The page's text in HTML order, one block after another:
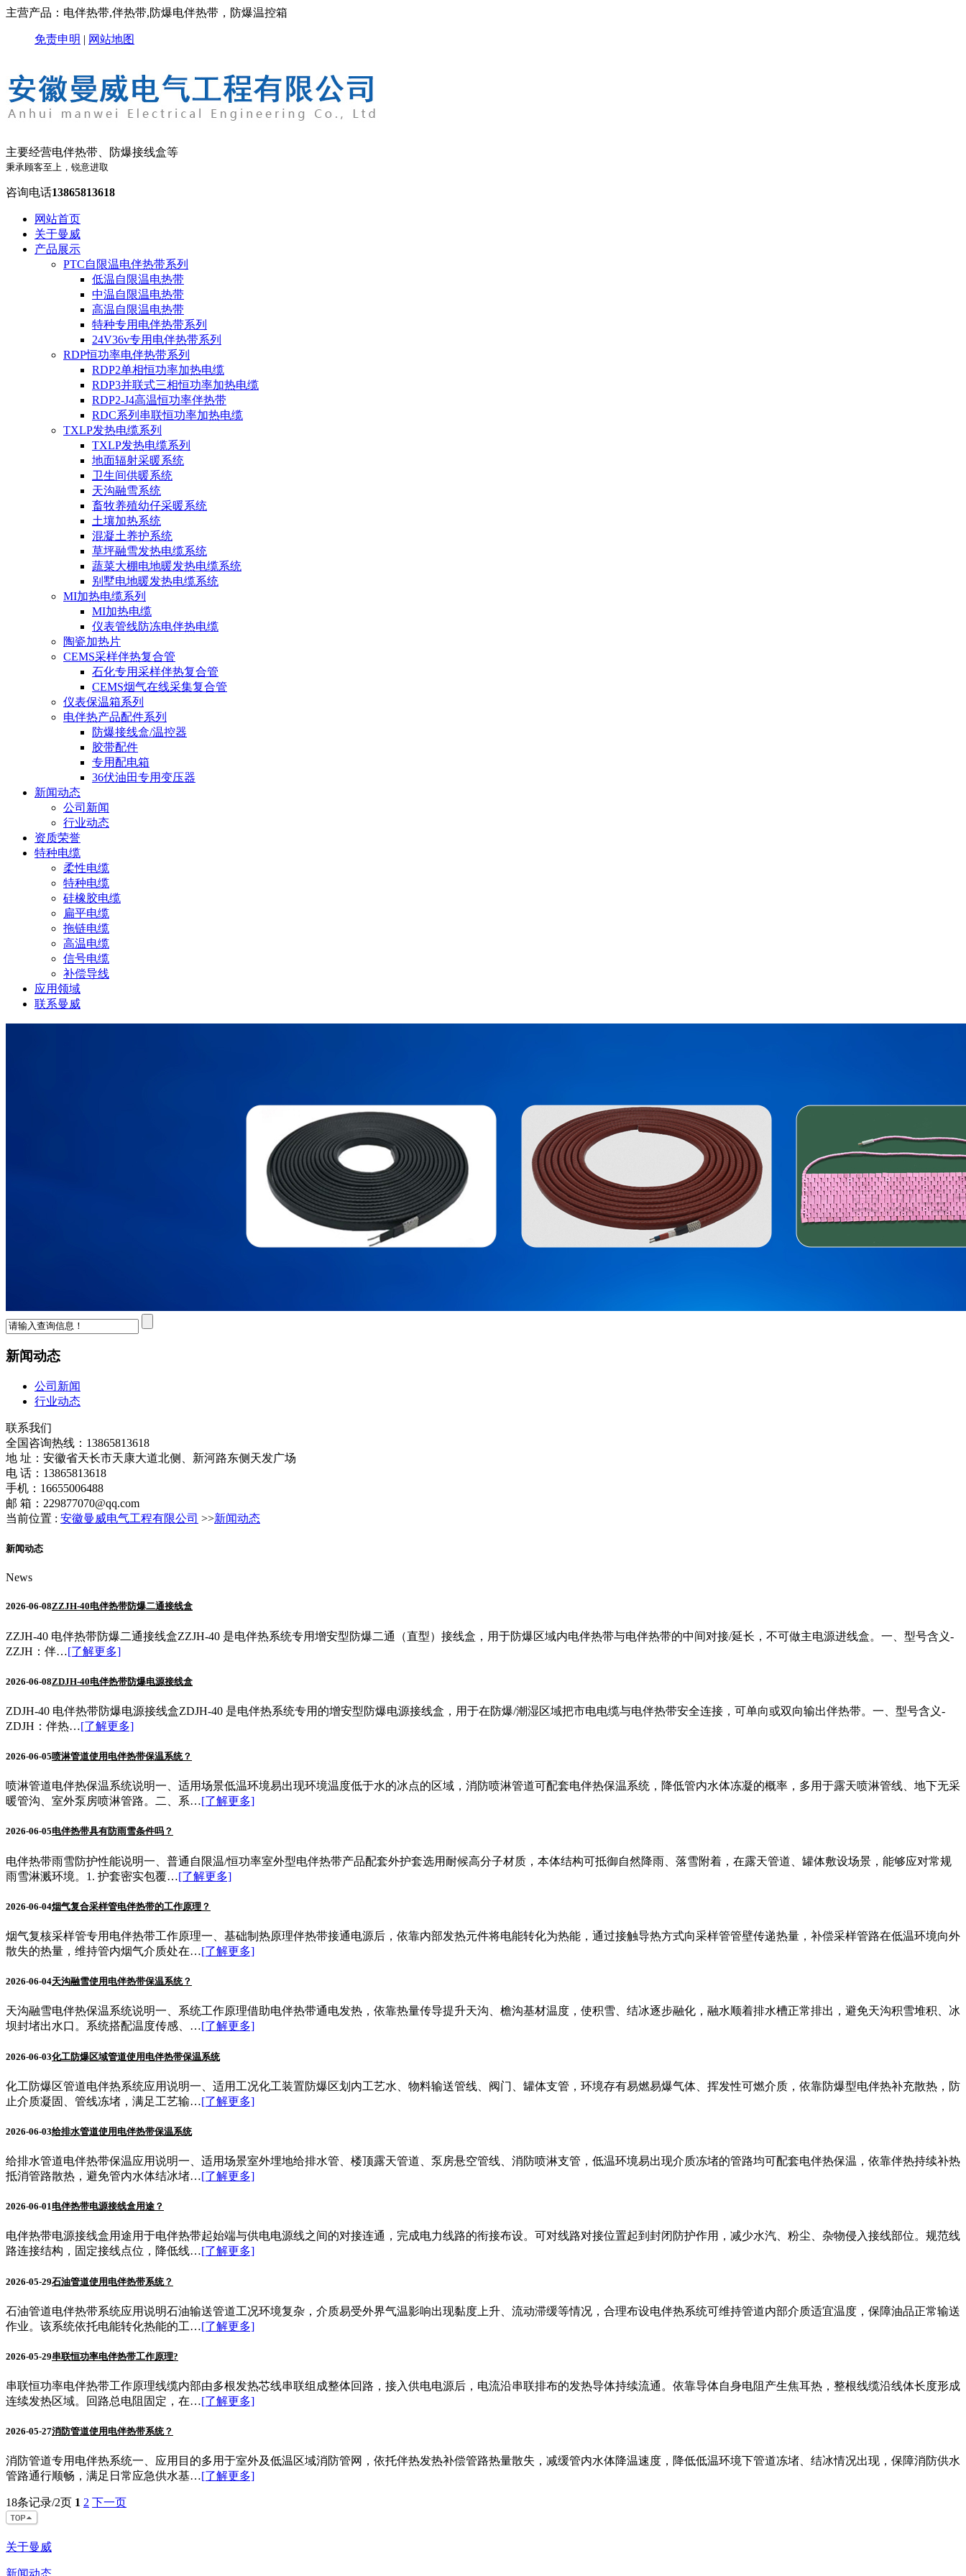
主营产品：电伴热带,伴热带,防爆电伴热带，防爆温控箱
免责申明 | 网站地图
主要经营电伴热带、防爆接线盒等
秉承顾客至上，锐意进取
咨询电话13865813618
网站首页
关于曼威
产品展示
PTC自限温电伴热带系列
低温自限温电热带
中温自限温电热带
高温自限温电热带
特种专用电伴热带系列
24V36v专用电伴热带系列
RDP恒功率电伴热带系列
RDP2单相恒功率加热电缆
RDP3并联式三相恒功率加热电缆
RDP2-J4高温恒功率伴热带
RDC系列串联恒功率加热电缆
TXLP发热电缆系列
TXLP发热电缆系列
地面辐射采暖系统
卫生间供暖系统
天沟融雪系统
畜牧养殖幼仔采暖系统
土壤加热系统
混凝土养护系统
草坪融雪发热电缆系统
蔬菜大棚电地暖发热电缆系统
别墅电地暖发热电缆系统
MI加热电缆系列
MI加热电缆
仪表管线防冻电伴热电缆
陶瓷加热片
CEMS采样伴热复合管
石化专用采样伴热复合管
CEMS烟气在线采集复合管
仪表保温箱系列
电伴热产品配件系列
防爆接线盒/温控器
胶带配件
专用配电箱
36伏油田专用变压器
新闻动态
公司新闻
行业动态
资质荣誉
特种电缆
柔性电缆
特种电缆
硅橡胶电缆
扁平电缆
拖链电缆
高温电缆
信号电缆
补偿导线
应用领域
联系曼威
新闻动态
公司新闻
行业动态
联系我们
全国咨询热线： 13865813618
地 址：安徽省天长市天康大道北侧、新河路东侧天发广场
电 话：13865813618
手机：16655006488
邮 箱：229877070@qq.com
当前位置 : 安徽曼威电气工程有限公司 >>新闻动态
新闻动态
News
2026-06-08ZZJH-40电伴热带防爆二通接线盒
ZZJH‑40 电伴热带防爆二通接线盒ZZJH‑40 是电伴热系统专用增安型防爆二通（直型）接线盒，用于防爆区域内电伴热带与电伴热带的中间对接/延长，不可做主电源进线盒。一、型号含义-
ZZJH：伴…[了解更多]
2026-06-08ZDJH-40电伴热带防爆电源接线盒
ZDJH‑40 电伴热带防爆电源接线盒ZDJH‑40 是电伴热系统专用的增安型防爆电源接线盒，用于在防爆/潮湿区域把市电电缆与电伴热带安全连接，可单向或双向输出伴热带。一、型号含义-
ZDJH：伴热…[了解更多]
2026-06-05喷淋管道使用电伴热带保温系统？
喷淋管道电伴热保温系统说明一、适用场景低温环境易出现环境温度低于水的冰点的区域，消防喷淋管道可配套电伴热保温系统，降低管内水体冻凝的概率，多用于露天喷淋管线、地下无采
暖管沟、室外泵房喷淋管路。二、系…[了解更多]
2026-06-05电伴热带具有防雨雪条件吗？
电伴热带雨雪防护性能说明一、普通自限温/恒功率室外型电伴热带产品配套外护套选用耐候高分子材质，本体结构可抵御自然降雨、落雪附着，在露天管道、罐体敷设场景，能够应对常规
雨雪淋溅环境。1. 护套密实包覆…[了解更多]
2026-06-04烟气复合采样管电伴热带的工作原理？
烟气复核采样管专用电伴热带工作原理一、基础制热原理伴热带接通电源后，依靠内部发热元件将电能转化为热能，通过接触导热方式向采样管管壁传递热量，补偿采样管路在低温环境向外
散失的热量，维持管内烟气介质处在…[了解更多]
2026-06-04天沟融雪使用电伴热带保温系统？
天沟融雪电伴热保温系统说明一、系统工作原理借助电伴热带通电发热，依靠热量传导提升天沟、檐沟基材温度，使积雪、结冰逐步融化，融水顺着排水槽正常排出，避免天沟积雪堆积、冰
坝封堵出水口。系统搭配温度传感、…[了解更多]
2026-06-03化工防爆区域管道使用电伴热带保温系统
化工防爆区管道电伴热系统应用说明一、适用工况化工装置防爆区划内工艺水、物料输送管线、阀门、罐体支管，环境存有易燃易爆气体、挥发性可燃介质，依靠防爆型电伴热补充散热，防
止介质凝固、管线冻堵，满足工艺输…[了解更多]
2026-06-03给排水管道使用电伴热带保温系统
给排水管道电伴热带保温应用说明一、适用场景室外埋地给排水管、楼顶露天管道、泵房悬空管线、消防喷淋支管，低温环境易出现介质冻堵的管路均可配套电伴热保温，依靠伴热持续补热
抵消管路散热，避免管内水体结冰堵…[了解更多]
2026-06-01电伴热带电源接线盒用途？
电伴热带电源接线盒用途用于电伴热带起始端与供电电源线之间的对接连通，完成电力线路的衔接布设。可对线路对接位置起到封闭防护作用，减少水汽、粉尘、杂物侵入接线部位。规范线
路连接结构，固定接线点位，降低线…[了解更多]
2026-05-29石油管道使用电伴热带系统​？
石油管道电伴热带系统应用说明石油输送管道工况环境复杂，介质易受外界气温影响出现黏度上升、流动滞缓等情况，合理布设电伴热系统可维持管道内部介质适宜温度，保障油品正常输送
作业。该系统依托电能转化热能的工…[了解更多]
2026-05-29串联恒功率电伴热带工作原理?
串联恒功率电伴热带工作原理线缆内部由多根发热芯线串联组成整体回路，接入供电电源后，电流沿串联排布的发热导体持续流通。依靠导体自身电阻产生焦耳热，整根线缆沿线体长度形成
连续发热区域。回路总电阻固定，在…[了解更多]
2026-05-27消防管道使用电伴热带系统？
消防管道专用电伴热系统一、应用目的多用于室外及低温区域消防管网，依托伴热发热补偿管路热量散失，减缓管内水体降温速度，降低低温环境下管道冻堵、结冰情况出现，保障消防供水
管路通行顺畅，满足日常应急供水基…[了解更多]
18条记录/2页 1 2 下一页
关于曼威